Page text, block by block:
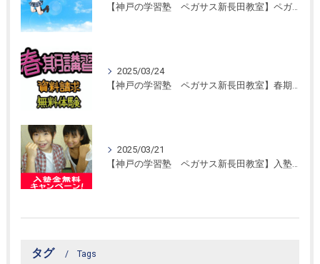
【神戸の学習塾 ペガサス新長田教室】ペガサス学習スタイル！
2025/03/24
2025/03/21
【神戸の学習塾 ペガサス新長田教室】入塾金無料キャンペーン！
タグ Tags